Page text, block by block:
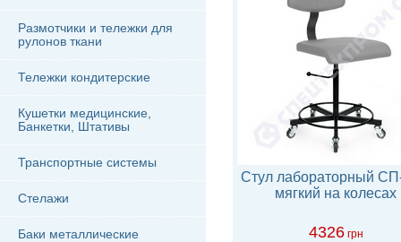
Размотчики и тележки для
рулонов ткани
Тележки кондитерские
Кушетки медицинские,
Банкетки, Штативы
Транспортные системы
Стелажи
Баки металлические
Стул лабораторный
мягкий на колесах
4326 грн